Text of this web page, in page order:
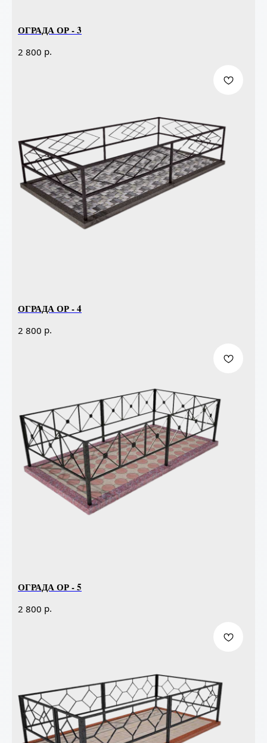
ОГРАДА ОР - 3
2 800 р.
ОГРАДА ОР - 4
2 800 р.
ОГРАДА ОР - 5
2 800 р.